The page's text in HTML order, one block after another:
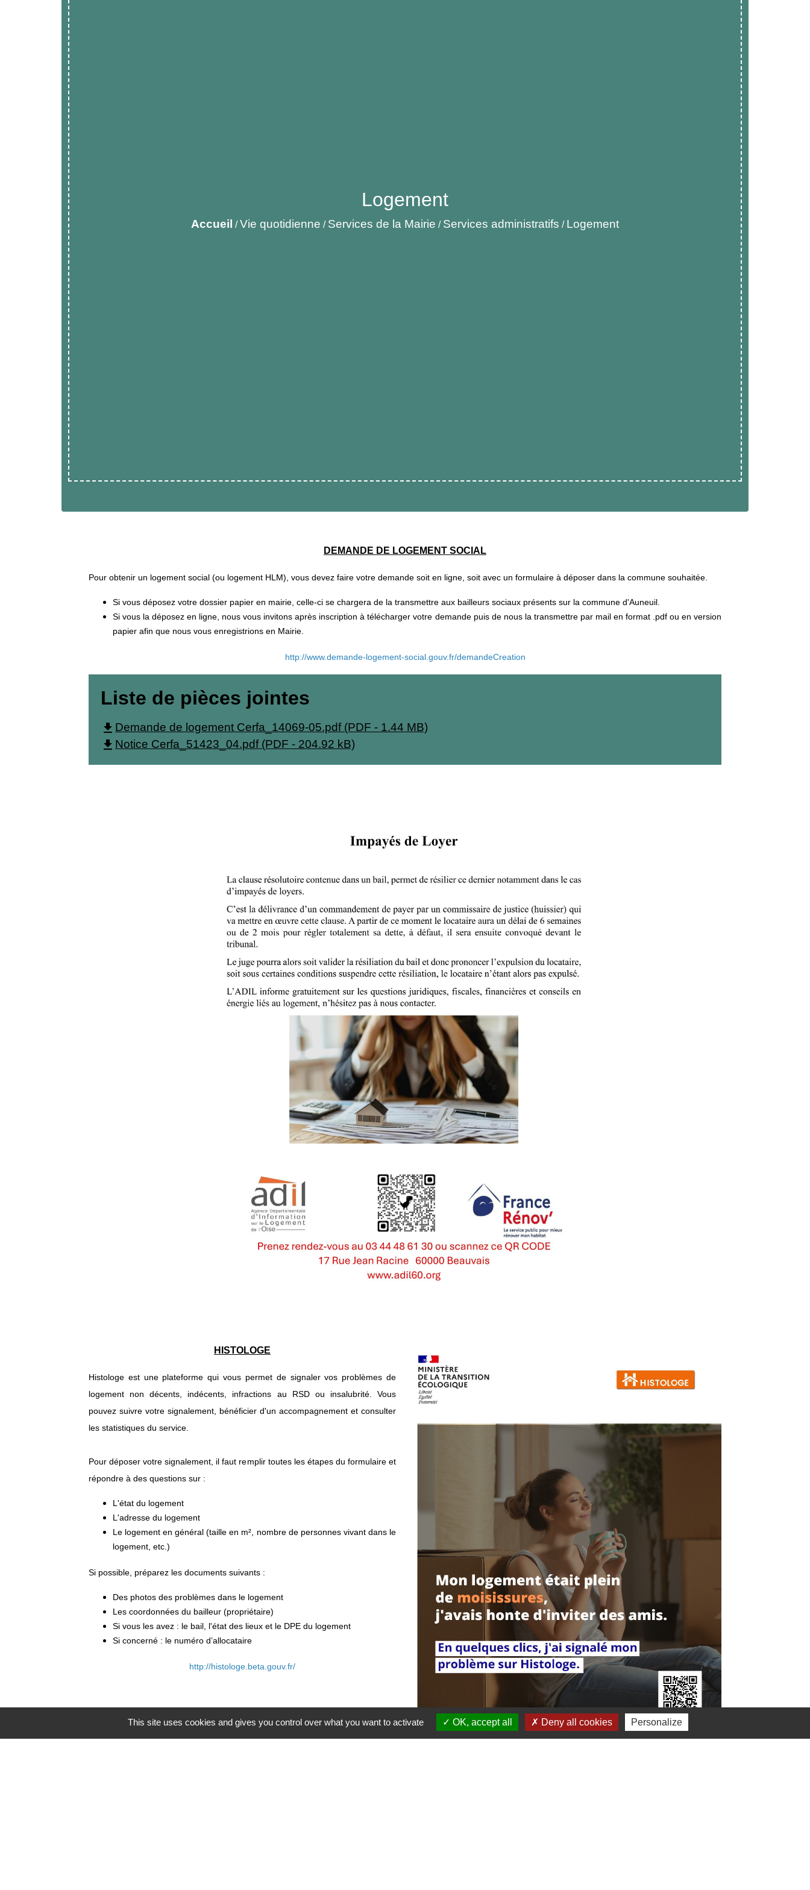
Logement
Accueil /Vie quotidienne / Services de la Mairie / Services administratifs / Logement
DEMANDE DE LOGEMENT SOCIAL
Pour obtenir un logement social (ou logement HLM), vous devez faire votre demande soit en ligne, soit avec un formulaire à déposer dans la commune souhaitée.
Si vous déposez votre dossier papier en mairie, celle-ci se chargera de la transmettre aux bailleurs sociaux présents sur la commune d'Auneuil.
Si vous la déposez en ligne, nous vous invitons après inscription à télécharger votre demande puis de nous la transmettre par mail en format .pdf ou en version
papier afin que nous vous enregistrions en Mairie.
http://www.demande-logement-social.gouv.fr/demandeCreation
Liste de pièces jointes
file_download Demande de logement Cerfa_14069-05.pdf (PDF - 1.44 MB)
file_download Notice Cerfa_51423_04.pdf (PDF - 204.92 kB)
HISTOLOGE
Histologe est une plateforme qui vous permet de signaler vos problèmes de
logement non décents, indécents, infractions au RSD ou insalubrité. Vous
pouvez suivre votre signalement, bénéficier d'un accompagnement et consulter
les statistiques du service.
Pour déposer votre signalement, il faut remplir toutes les étapes du formulaire et
répondre à des questions sur :
L'état du logement
L'adresse du logement
Le logement en général (taille en m², nombre de personnes vivant dans le
logement, etc.)
Si possible, préparez les documents suivants :
Des photos des problèmes dans le logement
Les coordonnées du bailleur (propriétaire)
Si vous les avez : le bail, l'état des lieux et le DPE du logement
Si concerné : le numéro d’allocataire
http://histologe.beta.gouv.fr/
This site uses cookies and gives you control over what you want to activate OK, accept all Deny all cookies Personalize